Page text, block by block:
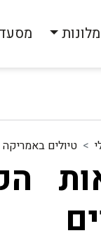
מלונות
טיולים באמריקה